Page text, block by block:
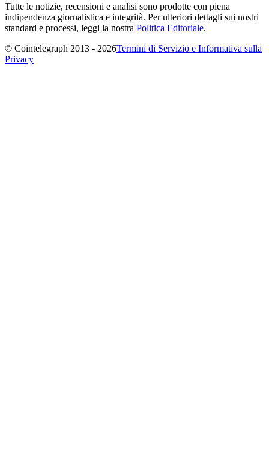
Tutte le notizie, recensioni e analisi sono prodotte con piena
indipendenza giornalistica e integrità. Per ulteriori dettagli sui nostri
standard e processi, leggi la nostra Politica Editoriale.
© Cointelegraph 2013 - 2026Termini di Servizio e Informativa sulla
Privacy